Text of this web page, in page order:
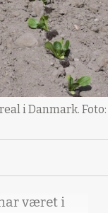
i Danmark.
været i